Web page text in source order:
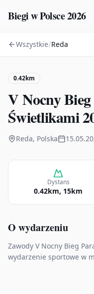
Biegi w Polsce 2026
Zawody
Kalendarz
Wszystkie/Reda
0.42km
V Nocny
Świetlikami
Reda, Polska
Dystans
0.42km, 15km
O wydarzeniu
Zawody V Nocny Bieg
wydarzenie sportowe w